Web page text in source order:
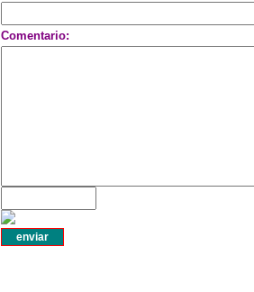
Comentario: